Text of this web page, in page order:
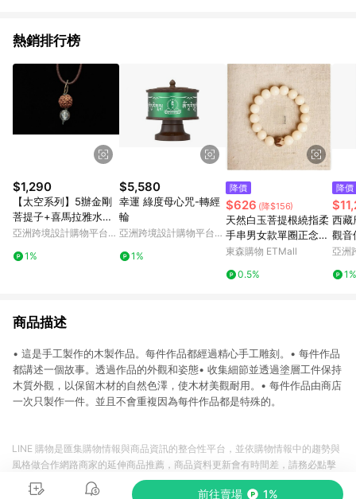
熱銷排行榜
$1,290
【太空系列】5辦金剛
菩提子+喜馬拉雅水晶
_ 大太空人 (鈦燒色)
亞洲跨境設計購物平台
1%
$5,580
幸運 綠度母心咒-轉經
輪
亞洲跨境設計購物平台
1%
降價
$626 (降$156)
天然白玉菩提根繞指柔
手串男女款單圈正念菩
提子平安佛珠手捻盤串
東森購物 ETMall
0.5%
降價
西藏
觀音
亞洲
1%
商品描述
• 這是手工製作的木製作品。每件作品都經過精心手工雕刻。• 每件作品
都講述一個故事。透過作品的外觀和姿態• 收集細節並透過塗層工件保持
木質外觀，以保留木材的自然色澤，使木材美觀耐用。• 每件作品由商店
一次只製作一件。並且不會重複因為每件作品都是特殊的。
前往賣場 1%
LINE 購物是匯集購物情報與商品資訊的整合性平台，並依購物情報中的趨勢與
風格做合作網路商家的延伸商品推薦，商品資料更新會有時間差，請務必點擊
商品至各合作網路商家，確認現售價與購物條件，一切資訊以合作廠商網頁為
準。